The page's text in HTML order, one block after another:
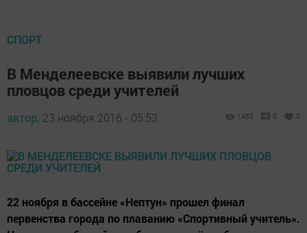
СПОРТ
В Менделеевске выявили лучших
пловцов среди учителей
автор, 23 ноября 2016 - 05:53 1452 0 0
22 ноября в бассейне «Нептун» прошел финал
первенства города по плаванию «Спортивный учитель».